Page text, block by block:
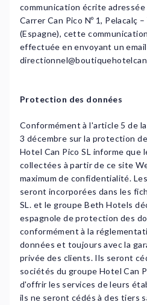
communication écrite adressée
Carrer Can Pico Nº 1, Pelacalç
(Espagne), cette
effectuée en envoyant un
Protection des données
Conformément à l'article 5 de
3 décembre sur la protection
Hotel Can Pico SL informe que
collectées à partir de ce site
maximum de confidentialité.
seront incorporées dans les
SL. et le groupe Beth Hotels
espagnole de protection des
conformément à la
données et toujours avec la
privée des clients. Ils seront
sociétés du groupe Hotel Can
d'offrir les services de leurs
ils ne seront cédés à des tiers